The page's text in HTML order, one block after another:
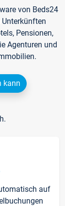
von Beds24
Pensionen,
Agenturen und
kann
auf